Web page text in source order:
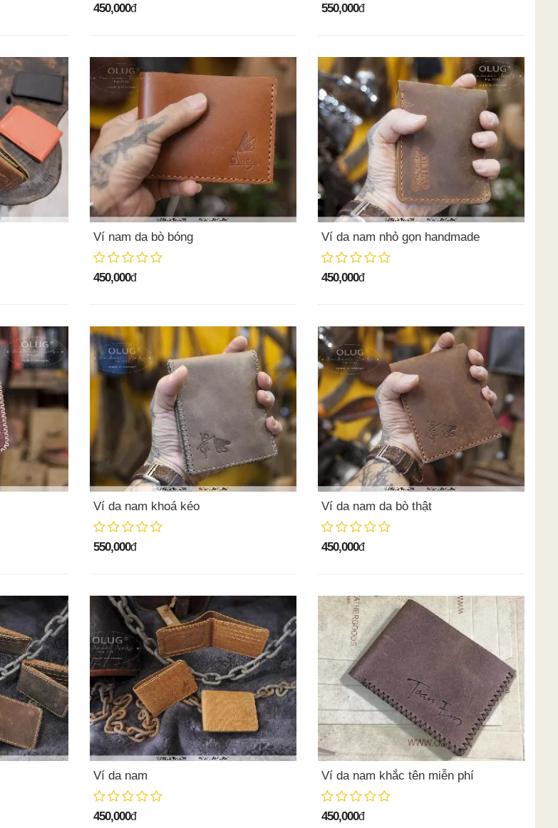
450,000đ 550,000đ
Ví nam da bò bóng
450,000đ
Ví da nam nhỏ gọn handmade
450,000đ
Ví da nam khoá kéo
550,000đ
Ví da nam da bò thật
450,000đ
Ví da nam
450,000đ
Ví da nam khắc tên miễn phí
450,000đ